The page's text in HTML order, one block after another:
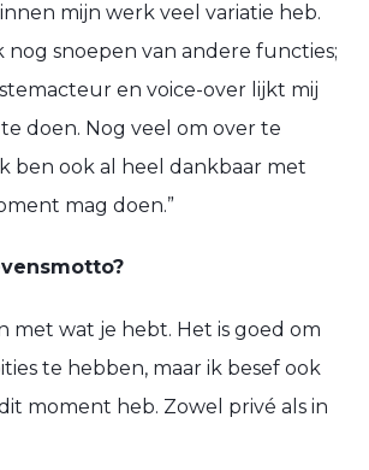
mijn werk veel variatie heb.
nog snoepen van andere functies;
en voice-over lijkt mij
doen. Nog veel om over te
ben ook al heel dankbaar met
mag doen.”
met wat je hebt. Het is goed om
te hebben, maar ik besef ook
moment heb. Zowel privé als in